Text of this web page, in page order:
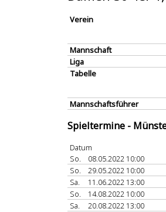
Verein
Mannschaft
Liga
Tabelle
Mannschaftsführer
Spieltermine -
Datum
So.
08.05.2022 10:00
So.
29.05.2022 10:00
Sa.
11.06.2022 13:00
So.
14.08.2022 10:00
Sa.
20.08.2022 13:00